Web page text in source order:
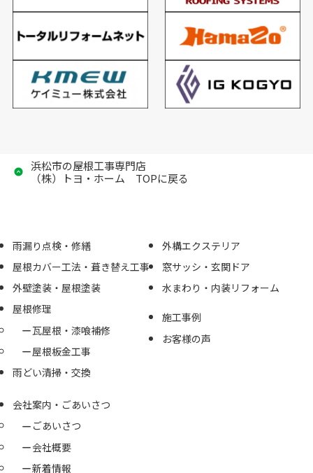
浜松市の屋根工事専門店
（株）トヨ・ホーム TOPに戻る
雨漏り点検・修繕
屋根カバー工法・葺き替え工事
外壁塗装・屋根塗装
屋根修理
瓦屋根・漆喰補修
屋根板金工事
雨どい清掃・交換
外構エクステリア
窓サッシ・玄関ドア
水まわり・内装リフォーム
施工事例
お客様の声
会社案内・ごあいさつ
ごあいさつ
会社概要
新着情報